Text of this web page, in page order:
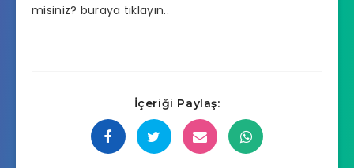
misiniz? buraya tıklayın..
İçeriği Paylaş: